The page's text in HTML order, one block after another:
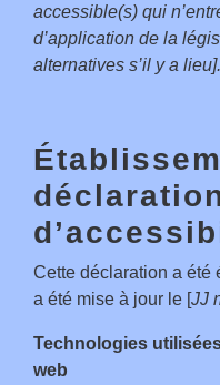
accessible(s) qui
d’application de la
alternatives s’il y a lieu].
Cette déclaration a été
a été mise à jour le [JJ
Technologies
web